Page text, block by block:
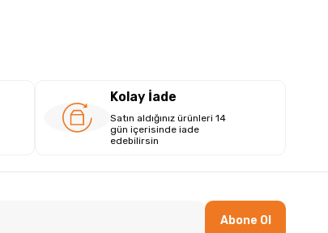
Kolay İade
Satın aldığınız ürünleri 14
gün içerisinde iade
edebilirsin
Abone Ol